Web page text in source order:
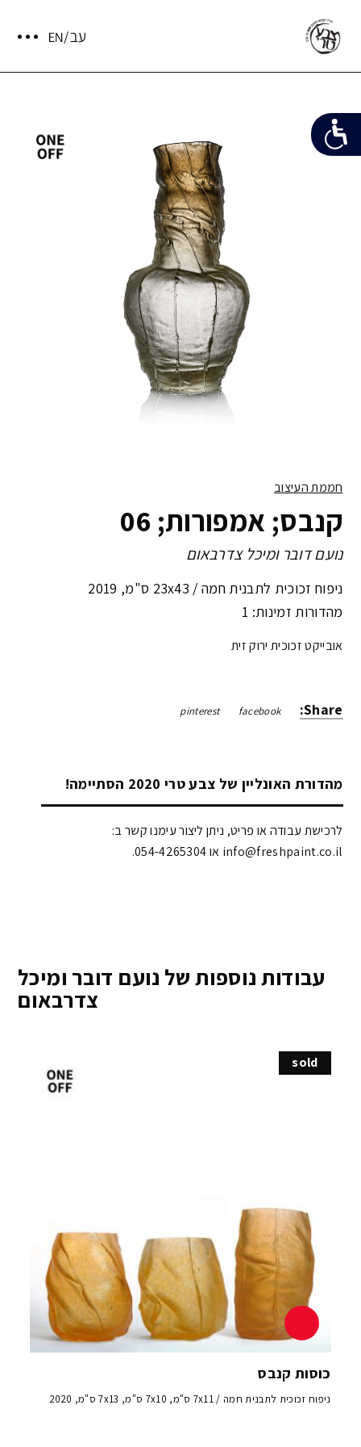
חממת העיצוב
קנבס; אמפורות; 06
נועם דובר ומיכל צדרבאום
ניפוח זכוכית לתבנית חמה / 23x43 ס"מ ,
מהדורות זמינות: 1
אובייקט זכוכית ירוק זית
Share:
facebook
pinterest
מהדורת האונליין של צבע טרי 2020 הסתיימה!
לרכישת עבודה או פריט, ניתן ליצור עימנו קשר ב:
info@freshpaint.co.il‏ או 054-4265304.
עבודות נוספות של נועם דובר ומיכל
צדרבאום
sold
כוסות קנבס
ניפוח זכוכית לתבנית חמה / 7x11 ס"מ, 7x10 ס"מ, 7x13 ס"מ, 2020